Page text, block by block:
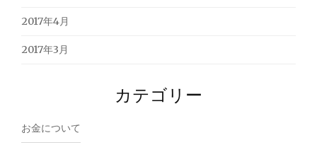
2017年4月
2017年3月
カテゴリー
お金について